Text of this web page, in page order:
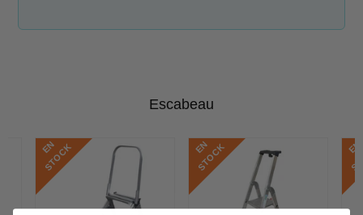
Escabeau
E
N
S
T
O
C
K E
N
S
T
O
C
K E
N
S
T
O
C